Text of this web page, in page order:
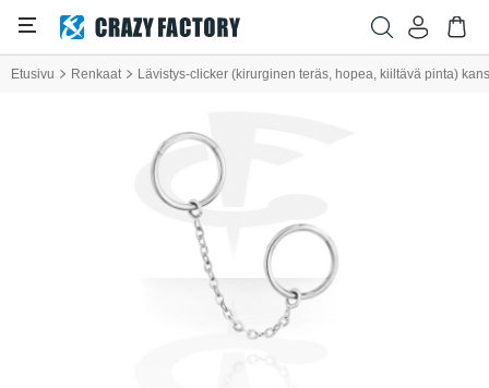
Etusivu Renkaat Lävistys-clicker (kirurginen teräs, hopea, kiiltävä pinta)